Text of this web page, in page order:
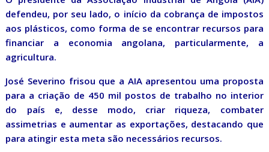
defendeu, por seu lado, o início da cobrança de impostos
aos plásticos, como forma de se encontrar recursos para
financiar a economia angolana, particularmente, a
agricultura.
José Severino frisou que a AIA apresentou uma proposta
para a criação de 450 mil postos de trabalho no interior
do país e, desse modo, criar riqueza, combater
assimetrias e aumentar as exportações, destacando que
para atingir esta meta são necessários recursos.